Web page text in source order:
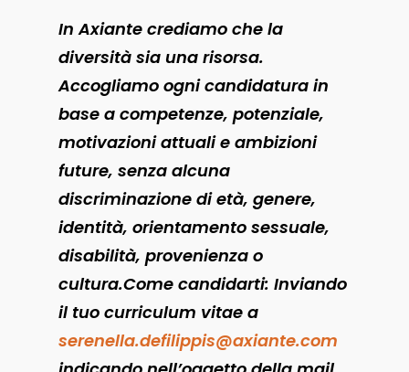
In Axiante crediamo che la
diversità sia una risorsa.
Accogliamo ogni candidatura in
base a competenze, potenziale,
motivazioni attuali e ambizioni
future, senza alcuna
discriminazione di età, genere,
identità, orientamento sessuale,
disabilità, provenienza o
cultura.Come candidarti: Inviando
il tuo curriculum vitae a
serenella.defilippis@axiante.com